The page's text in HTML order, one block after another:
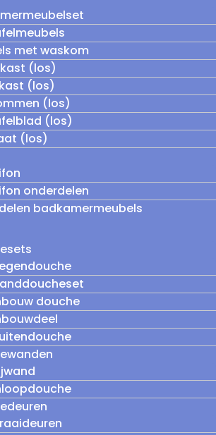
met waskom
(los)
(los)
(los)
(los)
(los)
onderdelen
badkamermeubels
douche